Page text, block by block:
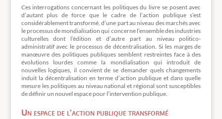
Ces interrogations concernant les politiques du livre se posent avec
d’autant plus de force que le cadre de l’action publique s’est
considérablement transformé, d’une part au niveau des marchés avec
le processus de mondialisation qui concerne l’ensemble des industries
culturelles dont l’édition et d’autre part au niveau politico-
administratif avec le processus de décentralisation. Si les marges de
manœuvre des politiques publiques semblent restreintes face à des
évolutions lourdes comme la mondialisation qui introduit de
nouvelles logiques, il convient de se demander quels changements
induit la décentralisation en terme d’action publique et dans quelle
mesure les politiques au niveau national et régional sont susceptibles
de définir un nouvel espace pour l’intervention publique.
Un espace de l’action publique transformé